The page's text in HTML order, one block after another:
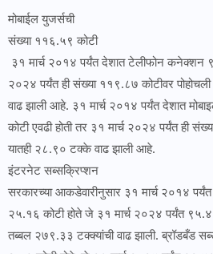
मोबाईल युजर्सची
संख्या ११६.५९ कोटी
३१ मार्च २०१४ पर्यंत देशात टेलीफोन कनेक्शन
२०२४ पर्यंत ही संख्या ११९.८७ कोटीवर
वाढ झाली आहे. ३१ मार्च २०१४ पर्यंत देशात
कोटी एवढी होती तर ३१ मार्च २०२४ पर्यंत ही
यातही २८.९० टक्के वाढ झाली आहे.
इंटरनेट सब्सक्रिप्शन
सरकारच्या आकडेवारीनुसार ३१ मार्च २०१४
२५.१६ कोटी होते जे ३१ मार्च २०२४ पर्यंत
तब्बल २७९.३३ टक्क्यांची वाढ झाली. ब्रॉडबँड